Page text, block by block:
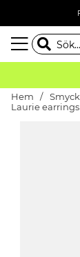
Hem
Laurie